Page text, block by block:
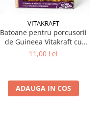
VITAKRAFT
Batoane pentru porcusorii
de Guineea Vitakraft cu
struguri & nuci 2 buc
11,00 Lei
ADAUGA IN COS